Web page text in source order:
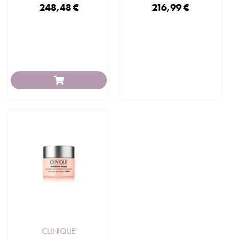
248,48 € 216,99 €
CLINIQUE